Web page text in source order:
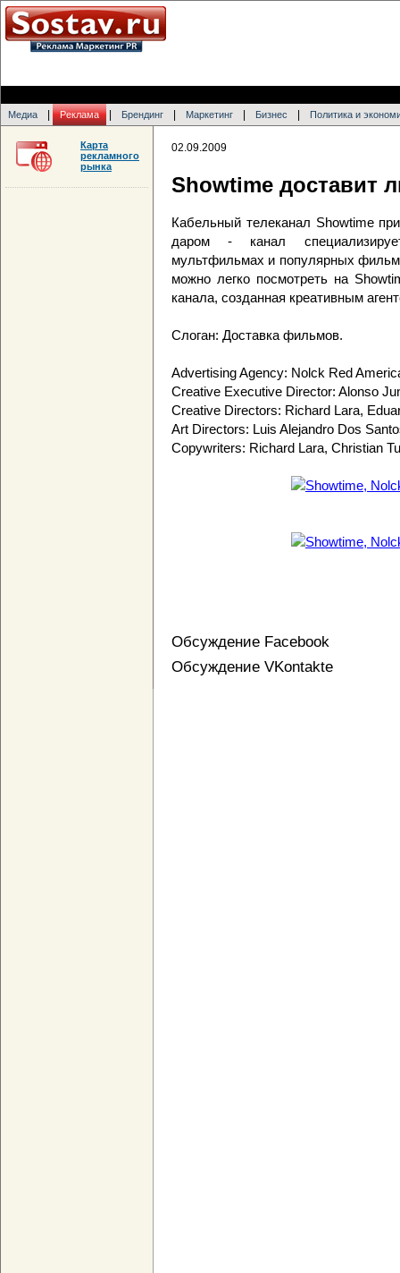
Медиа Реклама Брендинг Маркетинг Бизнес Политика и
02.09.2009
Showtime доставит
Кабельный телеканал Showtime
даром - канал
мультфильмах и популярных
можно легко посмотреть на
канала, созданная креативным
Слоган: Доставка фильмов.
Advertising Agency: Nolck Red
Creative Executive Director: Alonso
Creative Directors: Richard Lara,
Art Directors: Luis Alejandro Dos
Copywriters: Richard Lara, Christian
Обсуждение Facebook
Обсуждение VKontakte
Карта
рекламного
рынка